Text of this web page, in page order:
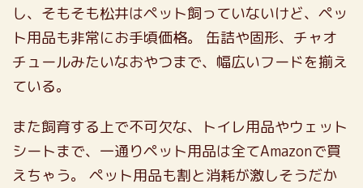
し、そもそも松井はペット飼っていないけど、ペッ
ト用品も非常にお手頃価格。
缶詰や固形、チャオ
チュールみたいなおやつまで、幅広いフードを揃え
ている。
また飼育する上で不可欠な、トイレ用品やウェット
シートまで、一通りペット用品は全てAmazonで買
えちゃう。
ペット用品も割と消耗が激しそうだか